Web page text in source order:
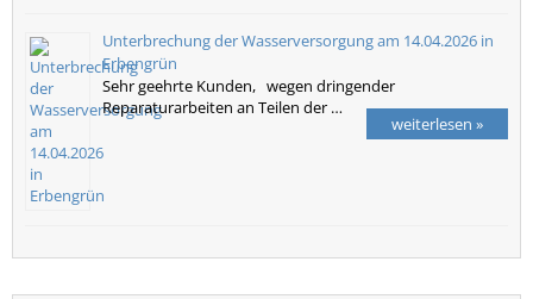
Unterbrechung der Wasserversorgung am 14.04.2026 in
Erbengrün
Sehr geehrte Kunden, wegen dringender
Reparaturarbeiten an Teilen der …
weiterlesen »